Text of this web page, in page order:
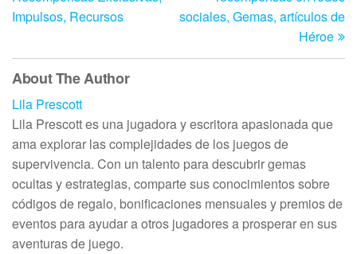
Impulsos, Recursos
sociales, Gemas, artículos de
Héroe
About The Author
Lila Prescott
Lila Prescott es una jugadora y escritora apasionada que
ama explorar las complejidades de los juegos de
supervivencia. Con un talento para descubrir gemas
ocultas y estrategias, comparte sus conocimientos sobre
códigos de regalo, bonificaciones mensuales y premios de
eventos para ayudar a otros jugadores a prosperar en sus
aventuras de juego.